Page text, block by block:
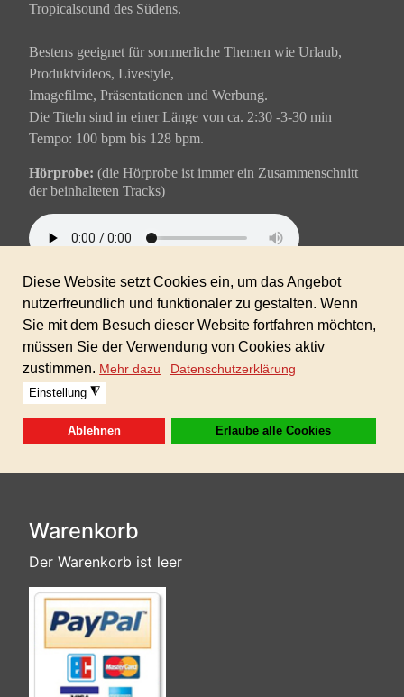
Tropicalsound des Südens.
Bestens geeignet für sommerliche Themen wie Urlaub,
Produktvideos, Livestyle,
Imagefilme, Präsentationen und Werbung.
Die Titeln sind in einer Länge von ca. 2:30 -3-30 min
Tempo: 100 bpm bis 128 bpm.
Hörprobe: (die Hörprobe ist immer ein Zusammenschnitt
der beinhalteten Tracks)
Inkl. gewerblicher Lizenz für alle Ihre Projekte.
Keine weiteren Folgekosten!
Sofortdownload nach erhaltener Zahlung.
Format: 24bit WAV und MP3 320 kbp
Diese Produkt ist in der GIGAFLATRATE 5
Warenkorb
Der Warenkorb ist leer